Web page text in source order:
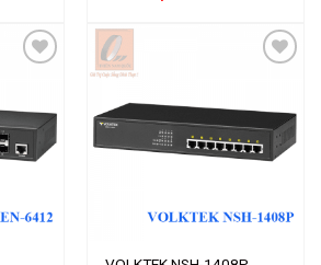
Add to
wishlist
Add to
wishlist